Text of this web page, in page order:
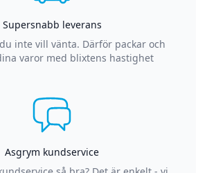
Supersnabb leverans
inte vill vänta. Därför packar och
varor med blixtens hastighet
Asgrym kundservice